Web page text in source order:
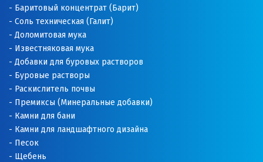
Баритовый концентрат (Барит)
Соль техническая (Галит)
Доломитовая мука
Известняковая мука
Добавки для буровых растворов
Буровые растворы
Раскислитель почвы
Премиксы (Минеральные добавки)
Камни для бани
Камни для ландшафтного дизайна
Песок
Щебень